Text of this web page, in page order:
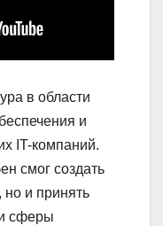
в области
и
IT-компаний.
смог создать
но и принять
сферы